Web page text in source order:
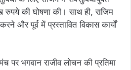
रुपये की घोषणा की। साथ ही, राजिम
और पूर्व में प्रस्तावित विकास कार्यों
पर भगवान राजीव लोचन की प्रतिमा